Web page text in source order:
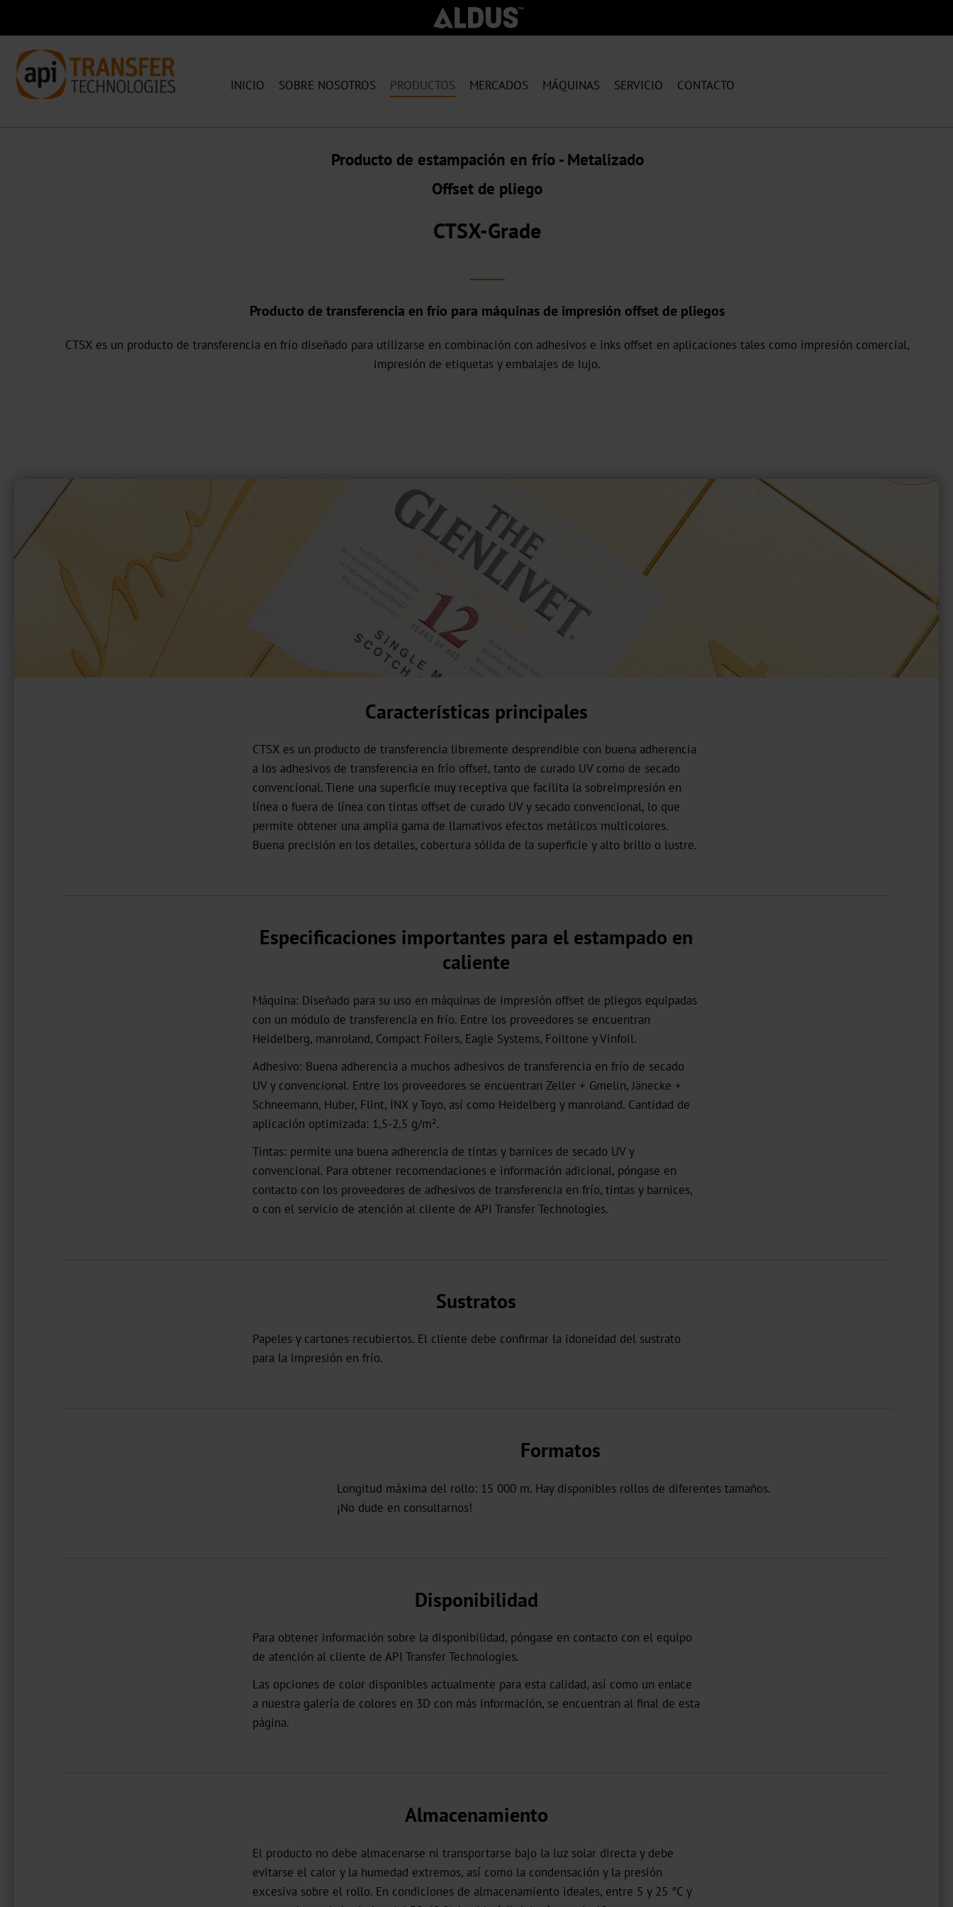
INICIO SOBRE NOSOTROS PRODUCTOS MERCADOS MÁQUINAS SERVICIO CONTACTO
Producto de estampación en frío - Metalizado
Offset de pliego
CTSX-Grade
Producto de transferencia en frío para máquinas de impresión offset de pliegos
CTSX es un producto de transferencia en frío diseñado para utilizarse en combinación con adhesivos e inks offset en aplicaciones tales como impresión comercial,
impresión de etiquetas y embalajes de lujo.
Características principales
CTSX es un producto de transferencia libremente desprendible con buena adherencia
a los adhesivos de transferencia en frío offset, tanto de curado UV como de secado
convencional. Tiene una superficie muy receptiva que facilita la sobreimpresión en
línea o fuera de línea con tintas offset de curado UV y secado convencional, lo que
permite obtener una amplia gama de llamativos efectos metálicos multicolores.
Buena precisión en los detalles, cobertura sólida de la superficie y alto brillo o lustre.
Especificaciones importantes para el estampado en
caliente
Máquina: Diseñado para su uso en máquinas de impresión offset de pliegos equipadas
con un módulo de transferencia en frío. Entre los proveedores se encuentran
Heidelberg, manroland, Compact Foilers, Eagle Systems, Foiltone y Vinfoil.
Adhesivo: Buena adherencia a muchos adhesivos de transferencia en frío de secado
UV y convencional. Entre los proveedores se encuentran Zeller + Gmelin, Jänecke +
Schneemann, Huber, Flint, INX y Toyo, así como Heidelberg y manroland. Cantidad de
aplicación optimizada: 1,5-2,5 g/m².
Tintas: permite una buena adherencia de tintas y barnices de secado UV y
convencional. Para obtener recomendaciones e información adicional, póngase en
contacto con los proveedores de adhesivos de transferencia en frío, tintas y barnices,
o con el servicio de atención al cliente de API Transfer Technologies.
Sustratos
Papeles y cartones recubiertos. El cliente debe confirmar la idoneidad del sustrato
para la impresión en frío.
Formatos
Longitud máxima del rollo: 15 000 m. Hay disponibles rollos de diferentes tamaños.
¡No dude en consultarnos!
Disponibilidad
Para obtener información sobre la disponibilidad, póngase en contacto con el equipo
de atención al cliente de API Transfer Technologies.
Las opciones de color disponibles actualmente para esta calidad, así como un enlace
a nuestra galería de colores en 3D con más información, se encuentran al final de esta
página.
Almacenamiento
El producto no debe almacenarse ni transportarse bajo la luz solar directa y debe
evitarse el calor y la humedad extremos, así como la condensación y la presión
excesiva sobre el rollo. En condiciones de almacenamiento ideales, entre 5 y 25 °C y